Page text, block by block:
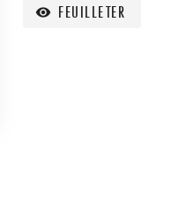
visibility FEUILLETER